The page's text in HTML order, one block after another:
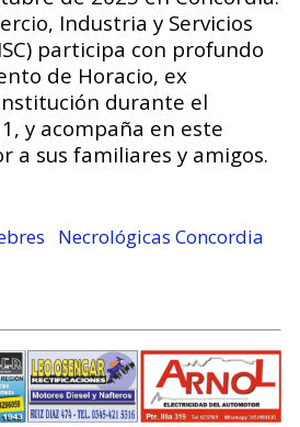
Industria y Servicios
participa con profundo
de Horacio, ex
durante el
y acompaña en este
a sus familiares y amigos.
Necrológicas Concordia